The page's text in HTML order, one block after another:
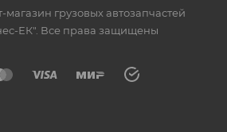
магазин грузовых автозапчастей
ЕК" . Все права защищены